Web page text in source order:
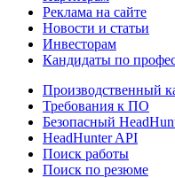
Реклама на сайте
Новости и статьи
Инвесторам
Кандидаты по
Производственный
Требования к ПО
Безопасный
HeadHunter API
Поиск работы
Поиск по резюме